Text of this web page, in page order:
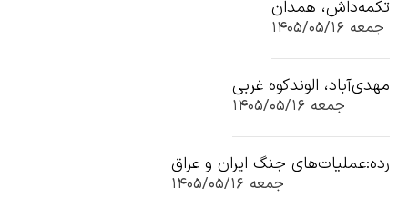
تکمه‌داش، همدان
جمعه ۱۴۰۵/۰۵/۱۶
مهدی‌آباد، الوندکوه غربی
جمعه ۱۴۰۵/۰۵/۱۶
رده:عملیات‌های جنگ ایران و عراق
جمعه ۱۴۰۵/۰۵/۱۶